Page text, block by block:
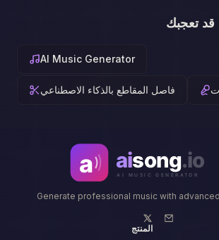
تعجبك
AI Music Generator
فاصل المقاطع بالذكاء الاصطناعي
Generate professional music with
المنتج